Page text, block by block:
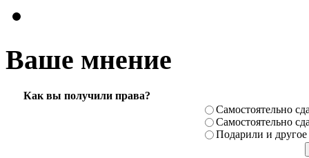
Ваше мнение
Как вы получили права?
Самостоя­тельно
Самостоя­тельно
Подарили­ и другое